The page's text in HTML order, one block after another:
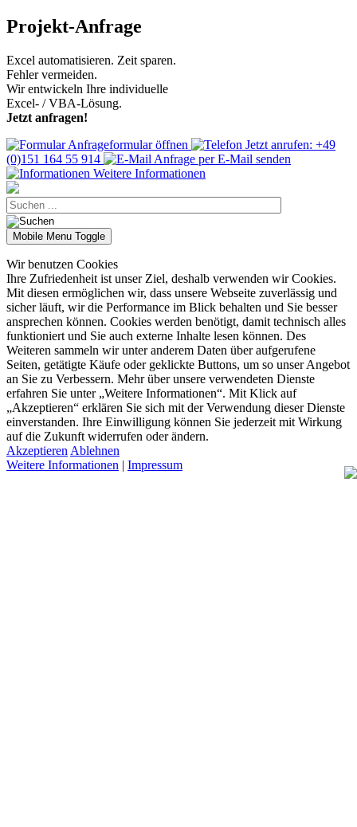
Projekt-Anfrage
Excel automatisieren. Zeit sparen.
Fehler vermeiden.
Wir entwickeln Ihre individuelle
Excel- / VBA-Lösung.
Jetzt anfragen!
Anfrageformular öffnen
Jetzt anrufen: +49
(0)151 164 55 914
Anfrage per E-Mail senden
Weitere Informationen
Mobile Menu Toggle
Wir benutzen Cookies
Ihre Zufriedenheit ist unser Ziel, deshalb verwenden wir Cookies.
Mit diesen ermöglichen wir, dass unsere Webseite zuverlässig und
sicher läuft, wir die Performance im Blick behalten und Sie besser
ansprechen können. Cookies werden benötigt, damit technisch alles
funktioniert und Sie auch externe Inhalte lesen können. Des
Weiteren sammeln wir unter anderem Daten über aufgerufene
Seiten, getätigte Käufe oder geklickte Buttons, um so unser Angebot
an Sie zu Verbessern. Mehr über unsere verwendeten Dienste
erfahren Sie unter „Weitere Informationen“. Mit Klick auf
„Akzeptieren“ erklären Sie sich mit der Verwendung dieser Dienste
einverstanden. Ihre Einwilligung können Sie jederzeit mit Wirkung
auf die Zukunft widerrufen oder ändern.
Akzeptieren Ablehnen
Weitere Informationen | Impressum